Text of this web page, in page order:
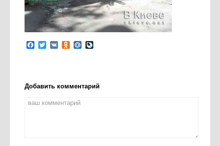
Facebook
Twitter
VK Odnoklassniki
Mail.Ru
Добавить комментарий